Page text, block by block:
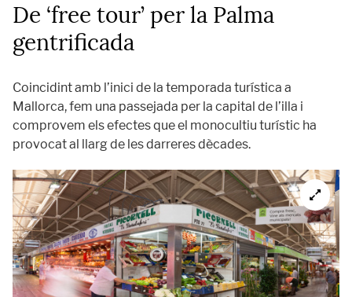
De ‘free tour’ per la Palma
gentrificada
Coincidint amb l’inici de la temporada turística a
Mallorca, fem una passejada per la capital de l’illa i
comprovem els efectes que el monocultiu turístic ha
provocat al llarg de les darreres dècades.